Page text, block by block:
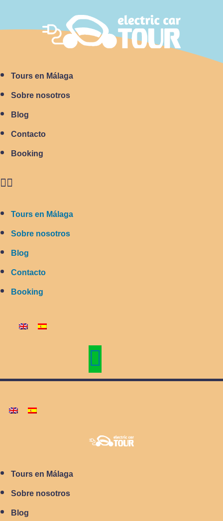
Tours en Málaga
Sobre nosotros
Blog
Contacto
Booking
Tours en Málaga
Sobre nosotros
Blog
Contacto
Booking
Tours en Málaga
Sobre nosotros
Blog